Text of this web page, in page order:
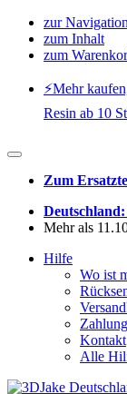
zur Navigation
zum Inhalt
zum
⚡️Mehr
Resin ab 10
Zum
Mehr als
Hilfe
Wo ist
Kontakt
Alle